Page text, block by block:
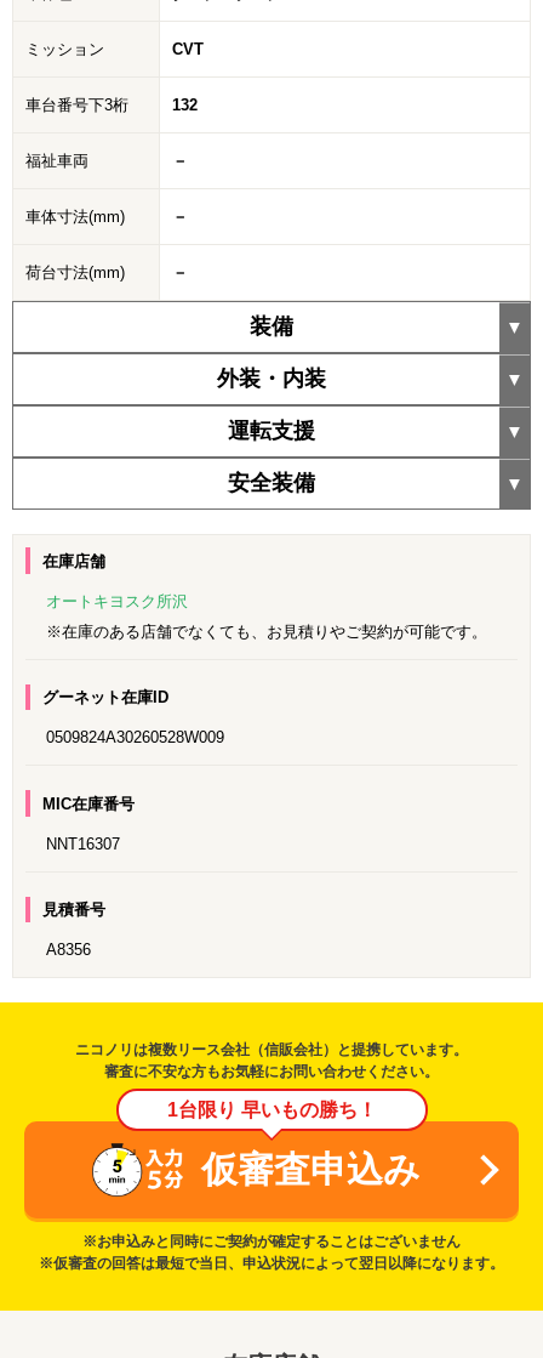
ミッション CVT
車台番号下3桁 132
福祉車両 －
車体寸法(mm) －
荷台寸法(mm) －
装備
外装・内装
運転支援
安全装備
在庫店舗
オートキヨスク所沢
※在庫のある店舗でなくても、お見積りやご契約が可能です。
グーネット在庫ID
0509824A30260528W009
MIC在庫番号
NNT16307
見積番号
A8356
ニコノリは複数リース会社（信販会社）と提携しています。
審査に不安な方もお気軽にお問い合わせください。
1台限り 早いもの勝ち！
仮審査申込み
※お申込みと同時にご契約が確定することはございません
※仮審査の回答は最短で当日、申込状況によって翌日以降になります。